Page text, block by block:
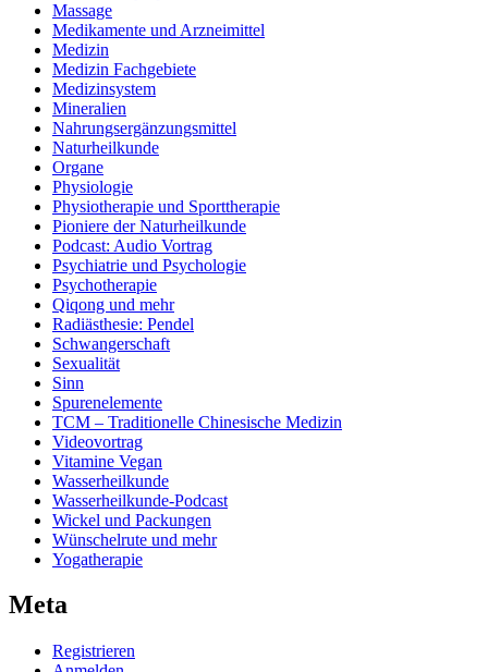
Massage
Medikamente und Arzneimittel
Medizin
Medizin Fachgebiete
Medizinsystem
Mineralien
Nahrungsergänzungsmittel
Naturheilkunde
Organe
Physiologie
Physiotherapie und Sporttherapie
Pioniere der Naturheilkunde
Podcast: Audio Vortrag
Psychiatrie und Psychologie
Psychotherapie
Qiqong und mehr
Radiästhesie: Pendel
Schwangerschaft
Sexualität
Sinn
Spurenelemente
TCM – Traditionelle Chinesische Medizin
Videovortrag
Vitamine Vegan
Wasserheilkunde
Wasserheilkunde-Podcast
Wickel und Packungen
Wünschelrute und mehr
Yogatherapie
Meta
Registrieren